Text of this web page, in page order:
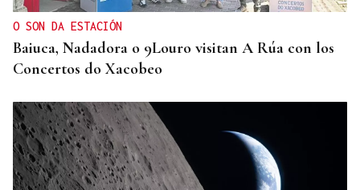
O SON DA ESTACIÓN
Baiuca, Nadadora o 9Louro visitan A Rúa con los
Concertos do Xacobeo